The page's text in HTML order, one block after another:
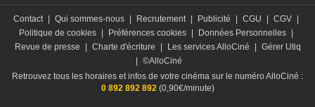
Contact Qui sommes-nous Recrutement Publicité CGU CGV
Politique de cookies
Préférences cookies Données Personnelles
Revue de presse
Charte d'écriture Les services AlloCiné
Gérer Utiq
©AlloCiné
Retrouvez tous les horaires et infos de votre cinéma sur le numéro AlloCiné :
0 892 892 892(0,90€/minute)